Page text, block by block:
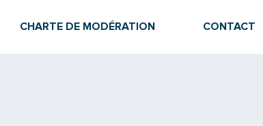
CHARTE DE MODÉRATION CONTACT